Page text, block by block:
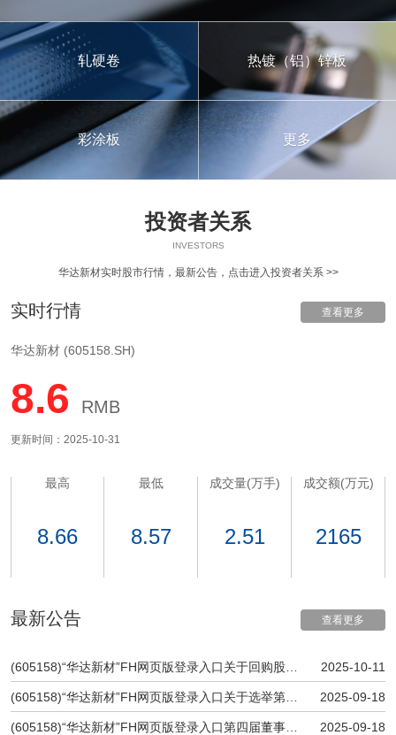
轧硬卷 热镀（铝）锌板
彩涂板 更多
投资者关系
INVESTORS
华达新材实时股市行情，最新公告， 点击进入投资者关系 >>
实时行情 查看更多
华达新材 (605158.SH)
8.6 RMB
更新时间：2025-10-31
最高
8.66
最低
8.57
成交量(万手)
2.51
成交额(万元)
2165
最新公告 查看更多
2025-10-11
2025-09-18
2025-09-18